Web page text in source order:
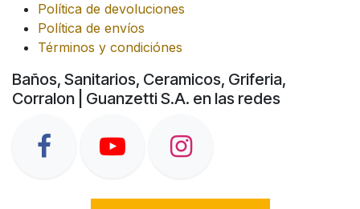
Política de devoluciones
Política de envíos
Términos y condiciónes
Baños, Sanitarios, Ceramicos, Griferia,
Corralon | Guanzetti S.A. en las redes